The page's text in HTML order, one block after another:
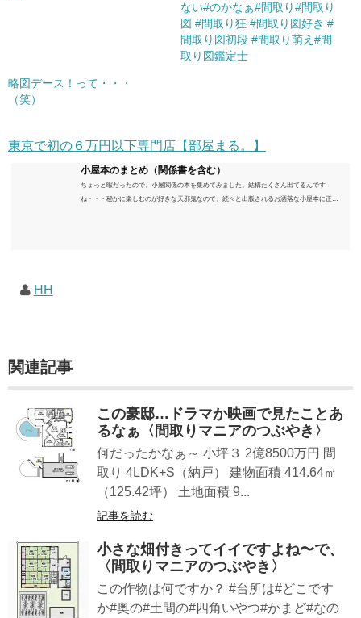
ない#のかなぁ#間取り#間取り
図 #間取り狂 #間取り図好き #
間取り図初段 #間取り萌え#間
取り図鑑定士
略図デース！って・・・
（笑）
東京で初の６万円以下専門店【部屋まる。】
小屋本のまとめ（関係書を含む）
ちょっと暇だったので、小屋関係の本を集めてみました。結構たくさん出てるんです
ね・・・秘かに楽しむのが好きな天邪鬼なので、続々と出版されるお洒落な小屋本に正直
HH
関連記事
この豪邸…ドラマか映画で見たことあ
るなぁ〈間取りマニアのつぶやき〉
何だったかなぁ～ 小坪３ 2億8500万円 間
取り 4LDK+S（納戸） 建物面積 414.64㎡
（125.42坪） 土地面積 9...
記事を読む
小さな畑付きってイイですよね〜で、
〈間取りマニアのつぶやき〉
この作物は何ですか？ #台所は#どこです
か#奥の#土間の#四角いやつ#かまど#なの